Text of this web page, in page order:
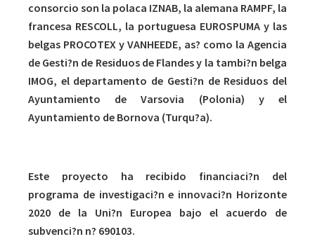
consorcio son la polaca IZNAB, la alemana RAMPF, la
francesa RESCOLL, la portuguesa EUROSPUMA y las
belgas PROCOTEX y VANHEEDE, as? como la Agencia
de Gesti?n de Residuos de Flandes y la tambi?n belga
IMOG, el departamento de Gesti?n de Residuos del
Ayuntamiento de Varsovia (Polonia) y el
Ayuntamiento de Bornova (Turqu?a).
Este proyecto ha recibido financiaci?n del
programa de investigaci?n e innovaci?n Horizonte
2020 de la Uni?n Europea bajo el acuerdo de
subvenci?n n? 690103.